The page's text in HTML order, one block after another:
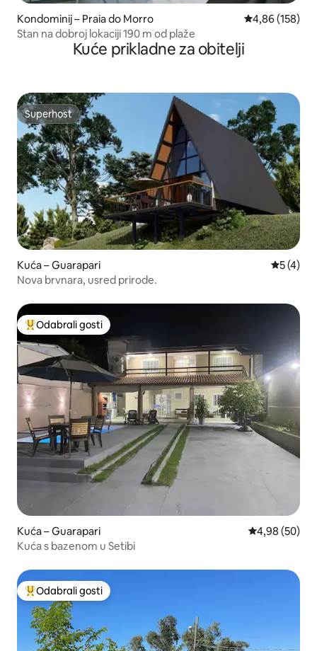
Kondominij – Praia do Morro Prosječna
4,86 (158)
Stan na dobroj lokaciji 190 m od plaže
Kuće prikladne za obitelji
Superhost
Superhost
Kuća – Guarapari
5 (4)
Nova brvnara, usred prirode.
Među najviše rangiranima s oznakom „Odabrali gosti”
Odabrali gosti
Kuća – Guarapari Prosječna
4,98 (50)
Kuća s bazenom u Setibi
Među najviše rangiranima s oznakom „Odabrali gosti”
Odabrali gosti